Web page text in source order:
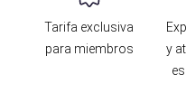
Tarifa exclusiva
para miembros
y